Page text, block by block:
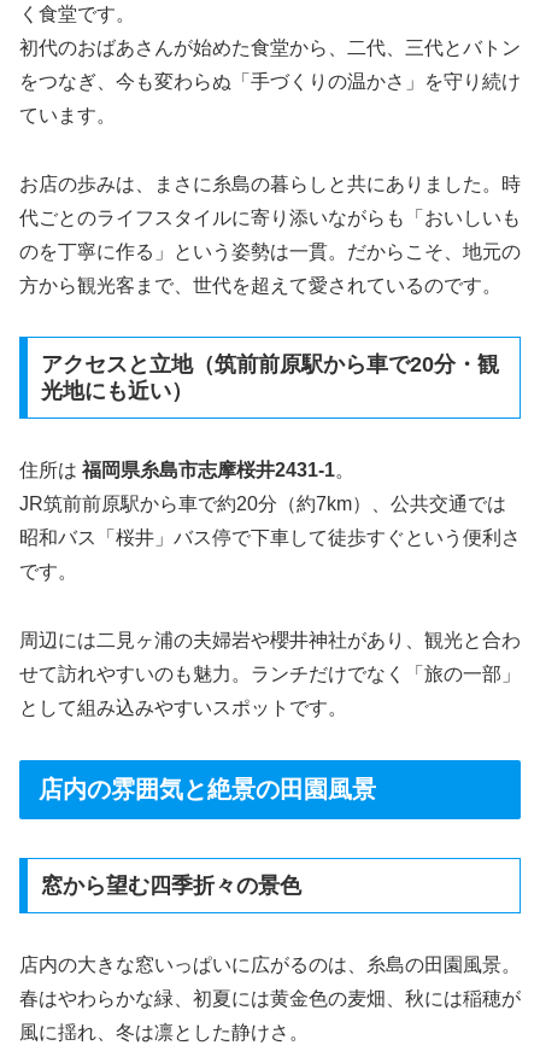
く食堂です。
初代のおばあさんが始めた食堂から、二代、三代とバトン
をつなぎ、今も変わらぬ「手づくりの温かさ」を守り続け
ています。
お店の歩みは、まさに糸島の暮らしと共にありました。時
代ごとのライフスタイルに寄り添いながらも「おいしいも
のを丁寧に作る」という姿勢は一貫。だからこそ、地元の
方から観光客まで、世代を超えて愛されているのです。
アクセスと立地（筑前前原駅から車で20分・観
光地にも近い）
住所は 福岡県糸島市志摩桜井2431-1。
JR筑前前原駅から車で約20分（約7km）、公共交通では
昭和バス「桜井」バス停で下車して徒歩すぐという便利さ
です。
周辺には二見ヶ浦の夫婦岩や櫻井神社があり、観光と合わ
せて訪れやすいのも魅力。ランチだけでなく「旅の一部」
として組み込みやすいスポットです。
店内の雰囲気と絶景の田園風景
窓から望む四季折々の景色
店内の大きな窓いっぱいに広がるのは、糸島の田園風景。
春はやわらかな緑、初夏には黄金色の麦畑、秋には稲穂が
風に揺れ、冬は凛とした静けさ。